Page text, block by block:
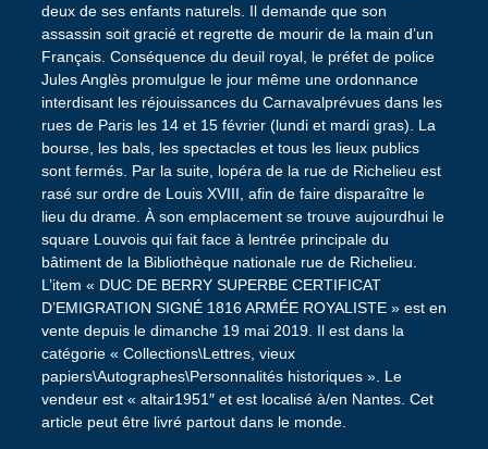
deux de ses enfants naturels. Il demande que son
assassin soit gracié et regrette de mourir de la main d’un
Français. Conséquence du deuil royal, le préfet de police
Jules Anglès promulgue le jour même une ordonnance
interdisant les réjouissances du Carnavalprévues dans les
rues de Paris les 14 et 15 février (lundi et mardi gras). La
bourse, les bals, les spectacles et tous les lieux publics
sont fermés. Par la suite, lopéra de la rue de Richelieu est
rasé sur ordre de Louis XVIII, afin de faire disparaître le
lieu du drame. À son emplacement se trouve aujourdhui le
square Louvois qui fait face à lentrée principale du
bâtiment de la Bibliothèque nationale rue de Richelieu.
L’item « DUC DE BERRY SUPERBE CERTIFICAT
D’EMIGRATION SIGNÉ 1816 ARMÉE ROYALISTE » est en
vente depuis le dimanche 19 mai 2019. Il est dans la
catégorie « Collections\Lettres, vieux
papiers\Autographes\Personnalités historiques ». Le
vendeur est « altair1951″ et est localisé à/en Nantes. Cet
article peut être livré partout dans le monde.